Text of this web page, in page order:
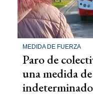
MEDIDA DE FUERZA
Paro de
una medida
indeterminado